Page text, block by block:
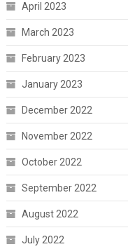
April 2023
March 2023
February 2023
January 2023
December 2022
November 2022
October 2022
September 2022
August 2022
July 2022